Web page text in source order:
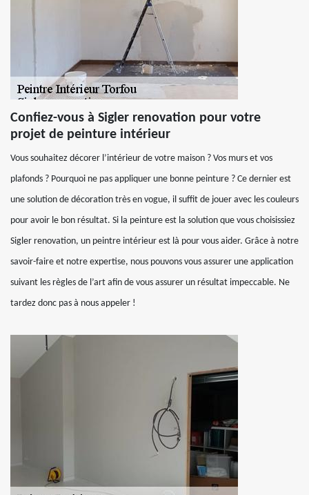
Confiez-vous à Sigler renovation pour votre
projet de peinture intérieur
Vous souhaitez décorer l’intérieur de votre maison ? Vos murs et vos
plafonds ? Pourquoi ne pas appliquer une bonne peinture ? Ce dernier est
une solution de décoration très en vogue, il suffit de jouer avec les couleurs
pour avoir le bon résultat. Si la peinture est la solution que vous choisissiez
Sigler renovation, un peintre intérieur est là pour vous aider. Grâce à notre
savoir-faire et notre expertise, nous pouvons vous assurer une application
suivant les règles de l’art afin de vous assurer un résultat impeccable. Ne
tardez donc pas à nous appeler !